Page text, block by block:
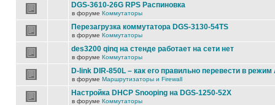
DGS-3610-26G RPS Распиновка
в форуме Коммутаторы
Перезагрузка коммутатора DGS-3130-54TS
в форуме Коммутаторы
des3200 qinq на стенде работает на сети нет
в форуме Коммутаторы
D-link DIR-850L – как его правильно перевести в режим
в форуме Маршрутизаторы и Firewall
Настройка DHCP Snooping на DGS-1250-52X
в форуме Коммутаторы